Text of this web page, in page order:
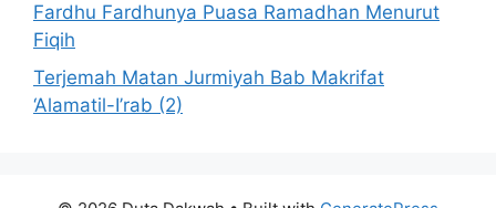
Fardhu Fardhunya Puasa Ramadhan Menurut
Fiqih
Terjemah Matan Jurmiyah Bab Makrifat
‘Alamatil-I’rab (2)